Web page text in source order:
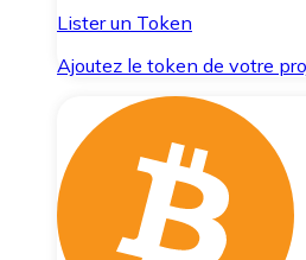
Lister un Token
Ajoutez le token de votre